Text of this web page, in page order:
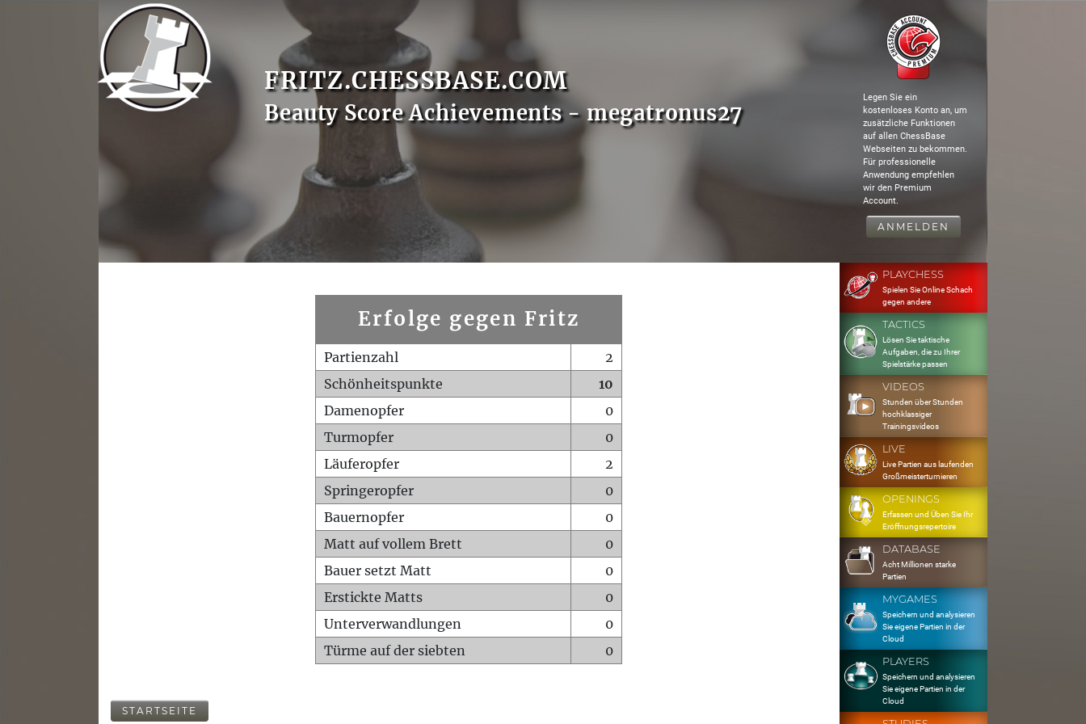
FRITZ.CHESSBASE.COM
Beauty Score Achievements - megatronus27
Legen Sie ein
kostenloses Konto an, um
zusätzliche Funktionen
auf allen ChessBase
Webseiten zu bekommen.
Für professionelle
Anwendung empfehlen
wir den Premium
Account.
ANMELDEN
Erfolge gegen Fritz
Partienzahl
2
Schönheitspunkte
10
Damenopfer
0
Turmopfer
0
Läuferopfer
2
Springeropfer
0
Bauernopfer
0
Matt auf vollem Brett
0
Bauer setzt Matt
0
Erstickte Matts
0
Unterverwandlungen
0
Türme auf der siebten
0
STARTSEITE
PLAYCHESS
Spielen Sie Online Schach
gegen andere
TACTICS
Lösen Sie taktische
Aufgaben, die zu Ihrer
Spielstärke passen
VIDEOS
Stunden über Stunden
hochklassiger
Trainingsvideos
LIVE
Live Partien aus laufenden
Großmeisterturnieren
OPENINGS
Erfassen und Üben Sie Ihr
Eröffnungsrepertoire
DATABASE
Acht Millionen starke
Partien
MYGAMES
Speichern und analysieren
Sie eigene Partien in der
Cloud
PLAYERS
Speichern und analysieren
Sie eigene Partien in der
Cloud